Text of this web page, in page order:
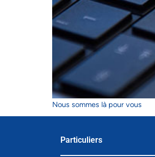
Nous sommes là pour vous
Particuliers